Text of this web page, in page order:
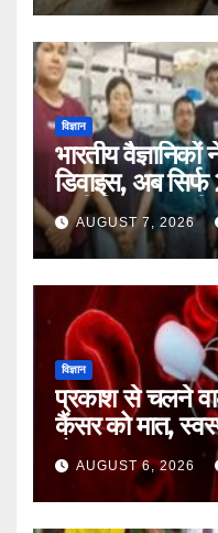
विज्ञान
भारतीय वैज्ञानिकों ने बनाया
डिवाइस, अब
पानी कितना
AUGUST 7, 2026
विज्ञान
प्रकाश से चलने
कैंसर को मात,
होगा नुकसान
AUGUST 6, 2026